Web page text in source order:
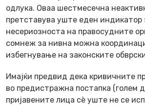
одлука. Оваа шестмесечна
претставува уште еден индикатор
несериозноста на правосудните
сомнеж за нивна можна
избегнување на законските
Имајќи предвид дека кривичните
во предистражна постапка (голем
пријавените лица сè уште не се